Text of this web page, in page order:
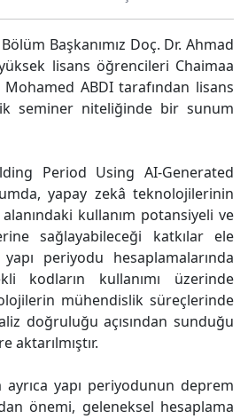
Başkanımız Doç. Dr. Ahmad
lisans öğrencileri Chaimaa
Mohamed ABDI tarafından lisans
seminer niteliğinde bir sunum
Period Using AI-Generated
yapay zekâ teknolojilerinin
kullanım potansiyeli ve
sağlayabileceği katkılar ele
yapı periyodu hesaplamalarında
kodların kullanımı üzerinde
mühendislik süreçlerinde
doğruluğu açısından sunduğu
aktarılmıştır.
ayrıca yapı periyodunun deprem
önemi, geleneksel hesaplama